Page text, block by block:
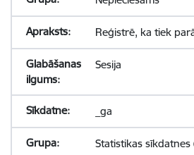
Reģistrē, ka tiek
Sesija
_ga
Statistikas sīkdatnes